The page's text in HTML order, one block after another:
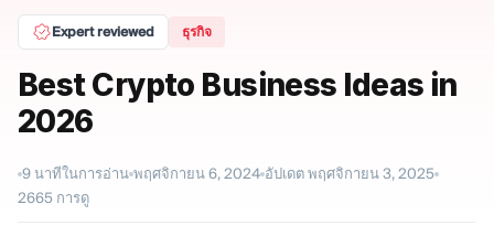
Expert reviewed ธุรกิจ
Best Crypto Business Ideas in
2026
9นาทีในการอ่าน พฤศจิกายน 6, 2024 อัปเดตพฤศจิกายน 3, 2025
2665 การดู
ภาษาไทย
โซลูชันครบวงจร
ฟอเร็กซ์ / CFD
ตลาดหลักทรัพย์และการ